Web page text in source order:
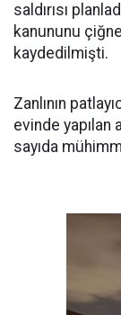
saldırısı
kanununu
kaydedilmişti.
Zanlının
evinde yapılan
sayıda